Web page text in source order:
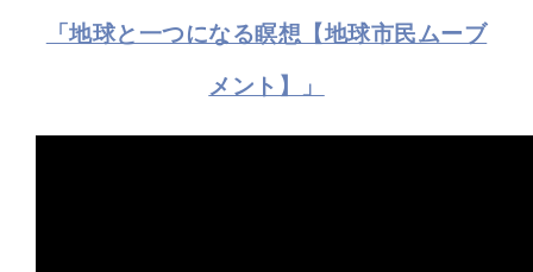
「地球と一つになる瞑想【地球市民ムーブ
メント】」